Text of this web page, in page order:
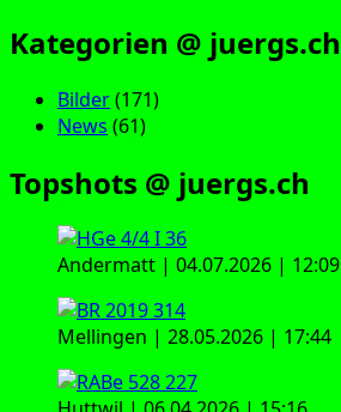
Kategorien @ juergs.ch
Bilder(171)
News (61)
Topshots @ juergs.ch
Andermatt | 04.07.2026 | 12:09
Mellingen | 28.05.2026 | 17:44